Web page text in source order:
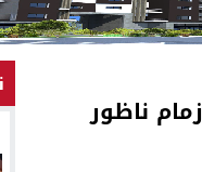
ناظور